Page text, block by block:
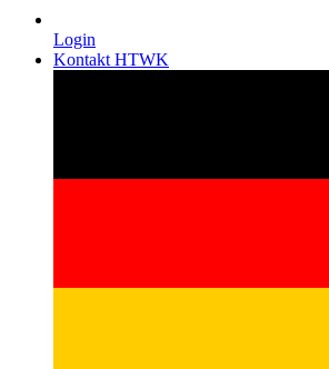
Login
Kontakt HTWK